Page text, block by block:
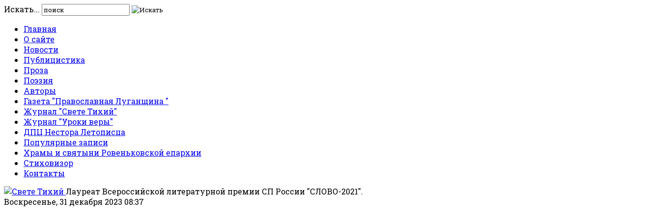
Искать...
Главная
О сайте
Новости
Публицистика
Проза
Поэзия
Авторы
Газета "Православная Луганщина "
Журнал "Свете Тихий"
Журнал "Уроки веры"
ДПЦ Нестора Летописца
Популярные записи
Храмы и святыни Ровеньковской епархии
Стиховизор
Контакты
Лауреат Всероссийской литературной премии СП России "СЛОВО-2021".
Воскресенье, 31 декабря 2023 08:37